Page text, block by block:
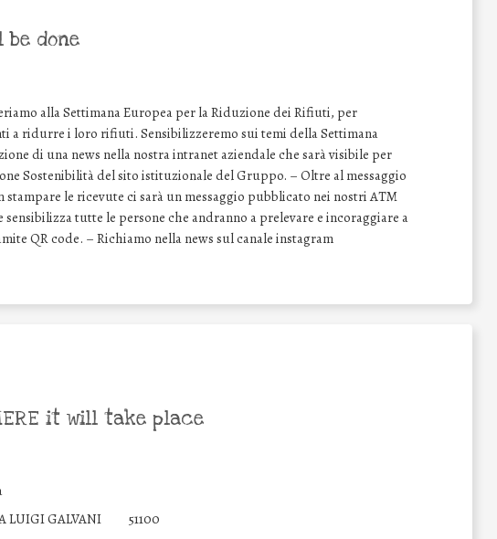
be done
alla Settimana Europea per la Riduzione dei Rifiuti, per
a ridurre i loro rifiuti. Sensibilizzeremo sui temi della Settimana
di una news nella nostra intranet aziendale che sarà visibile per
Sostenibilità del sito istituzionale del Gruppo. – Oltre al messaggio
le ricevute ci sarà un messaggio pubblicato nei nostri ATM
sensibilizza tutte le persone che andranno a prelevare e incoraggiare a
QR code. – Richiamo nella news sul canale instagram
it will take place
LUIGI GALVANI 51100